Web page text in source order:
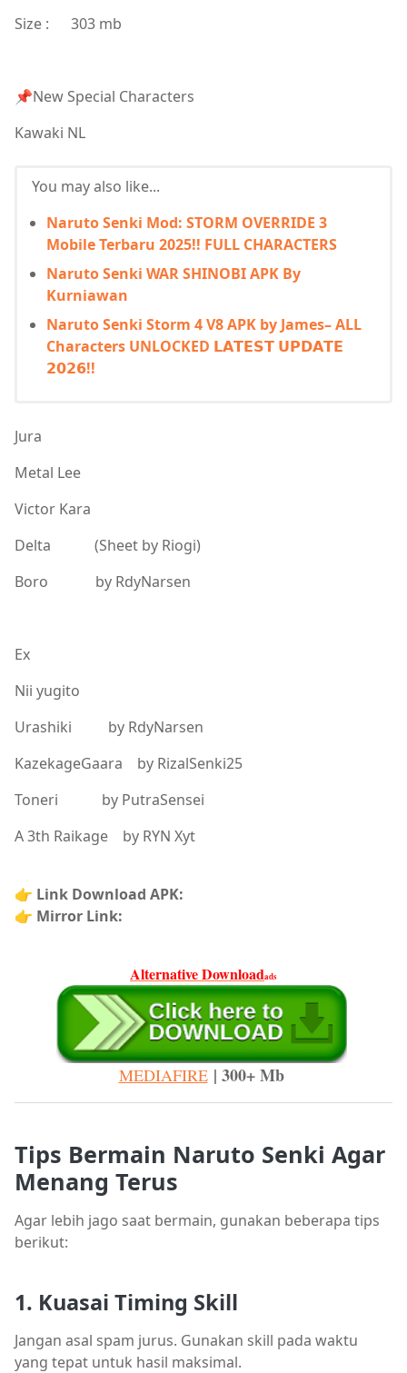
Size : 303 mb
📌New Special Characters
Kawaki NL
You may also like...
Naruto Senki Mod: STORM OVERRIDE 3
Mobile Terbaru 2025!! FULL CHARACTERS
Naruto Senki WAR SHINOBI APK By
Kurniawan
Naruto Senki Storm 4 V8 APK by James– ALL
Characters UNLOCKED 𝗟𝗔𝗧𝗘𝗦𝗧 𝗨𝗣𝗗𝗔𝗧𝗘
𝟮𝟬𝟮𝟲!!
Jura
Metal Lee
Victor Kara
Delta (Sheet by Riogi)
Boro by RdyNarsen
Ex
Nii yugito
Urashiki by RdyNarsen
KazekageGaara by RizalSenki25
Toneri by PutraSensei
A 3th Raikage by RYN Xyt
👉 Link Download APK:
👉 Mirror Link:
Alternative Downloadads
MEDIAFIRE | 300+ Mb
Tips Bermain Naruto Senki Agar
Menang Terus
Agar lebih jago saat bermain, gunakan beberapa tips
berikut:
1. Kuasai Timing Skill
Jangan asal spam jurus. Gunakan skill pada waktu
yang tepat untuk hasil maksimal.